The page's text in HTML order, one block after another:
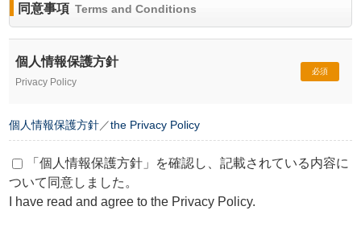
同意事項 Terms and Conditions
個人情報保護方針
Privacy Policy
必須
個人情報保護方針／the Privacy Policy
「個人情報保護方針」を確認し、記載されている内容に
ついて同意しました。
I have read and agree to the Privacy Policy.